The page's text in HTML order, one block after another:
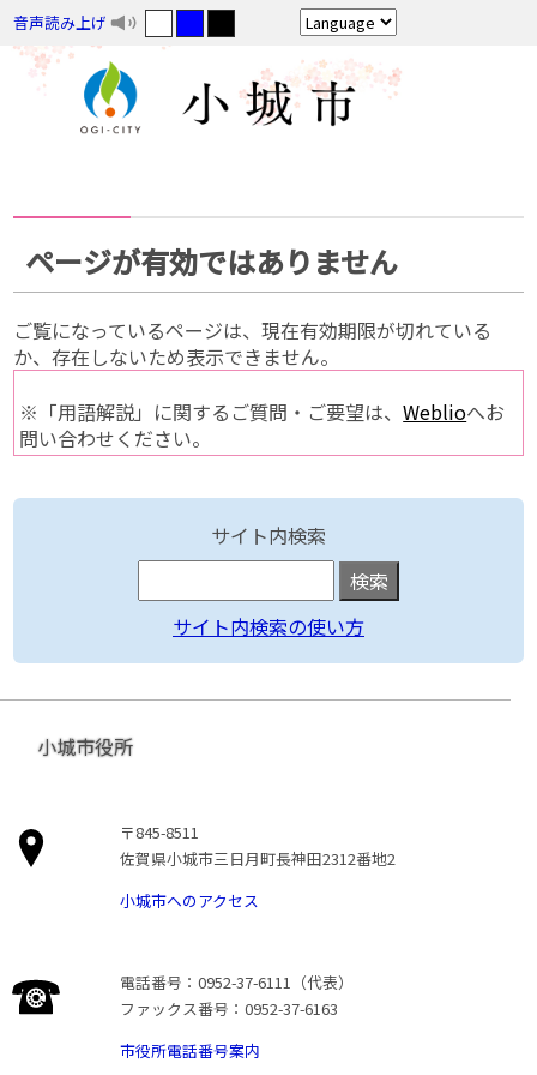
音声読み上げ
ページが有効ではありません
ご覧になっているページは、現在有効期限が切れている
か、存在しないため表示できません。
※「用語解説」に関するご質問・ご要望は、Weblioへお
問い合わせください。
サイト内検索
サイト内検索の使い方
小城市役所
〒845-8511
佐賀県小城市三日月町長神田2312番地2
小城市へのアクセス
電話番号：0952-37-6111（代表）
ファックス番号：0952-37-6163
市役所電話番号案内